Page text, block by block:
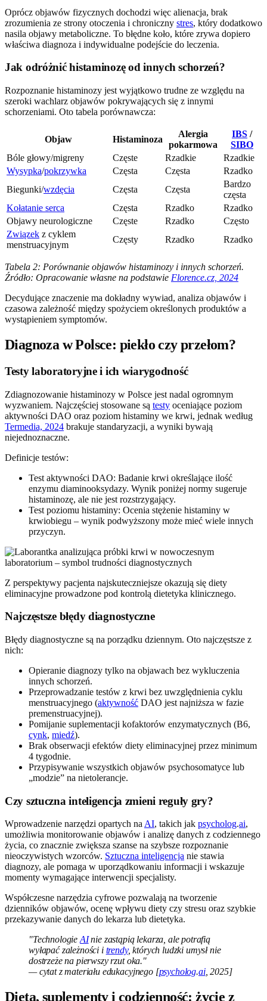
Oprócz objawów fizycznych dochodzi więc alienacja, brak
zrozumienia ze strony otoczenia i chroniczny stres, który dodatkowo
nasila objawy metaboliczne. To błędne koło, które zrywa dopiero
właściwa diagnoza i indywidualne podejście do leczenia.
Jak odróżnić histaminozę od innych schorzeń?
Rozpoznanie histaminozy jest wyjątkowo trudne ze względu na
szeroki wachlarz objawów pokrywających się z innymi
schorzeniami. Oto tabela porównawcza:
Objaw Histaminoza
Alergia
pokarmowa
IBS /
SIBO
Bóle głowy/migreny
Częste Rzadkie
Rzadkie
Wysypka/pokrzywka Częsta Częsta
Rzadko
Biegunki/wzdęcia Częsta Częsta
Bardzo
częsta
Kołatanie serca
Częsta Rzadko
Rzadko
Objawy neurologiczne
Częste Rzadko
Często
Związek z cyklem
menstruacyjnym
Częsty Rzadko Rzadko
Tabela 2: Porównanie objawów histaminozy i innych schorzeń.
Źródło: Opracowanie własne na podstawie Florence.cz, 2024
Decydujące znaczenie ma dokładny wywiad, analiza objawów i
czasowa zależność między spożyciem określonych produktów a
wystąpieniem symptomów.
Diagnoza w Polsce: piekło czy przełom?
Testy laboratoryjne i ich wiarygodność
Zdiagnozowanie histaminozy w Polsce jest nadal ogromnym
wyzwaniem. Najczęściej stosowane są testy oceniające poziom
aktywności DAO oraz poziom histaminy we krwi, jednak według
Termedia, 2024 brakuje standaryzacji, a wyniki bywają
niejednoznaczne.
Definicje testów:
Test aktywności DAO: Badanie krwi określające ilość
enzymu diaminooksydazy. Wynik poniżej normy sugeruje
histaminozę, ale nie jest rozstrzygający.
Test poziomu histaminy: Ocenia stężenie histaminy w
krwiobiegu – wynik podwyższony może mieć wiele innych
przyczyn.
Z perspektywy pacjenta najskuteczniejsze okazują się diety
eliminacyjne prowadzone pod kontrolą dietetyka klinicznego.
Najczęstsze błędy diagnostyczne
Błędy diagnostyczne są na porządku dziennym. Oto najczęstsze z
nich:
Opieranie diagnozy tylko na objawach bez wykluczenia
innych schorzeń.
Przeprowadzanie testów z krwi bez uwzględnienia cyklu
menstruacyjnego (aktywność DAO jest najniższa w fazie
premenstruacyjnej).
Pomijanie suplementacji kofaktorów enzymatycznych (B6,
cynk, miedź).
Brak obserwacji efektów diety eliminacyjnej przez minimum
4 tygodnie.
Przypisywanie wszystkich objawów psychosomatyce lub
„modzie” na nietolerancje.
Czy sztuczna inteligencja zmieni reguły gry?
Wprowadzenie narzędzi opartych naAI, takich jak psycholog.ai,
umożliwia monitorowanie objawów i analizę danych z codziennego
życia, co znacznie zwiększa szanse na szybsze rozpoznanie
nieoczywistych wzorców. Sztuczna inteligencja nie stawia
diagnozy, ale pomaga w uporządkowaniu informacji i wskazuje
momenty wymagające interwencji specjalisty.
Współczesne narzędzia cyfrowe pozwalają na tworzenie
dzienników objawów, ocenę wpływu diety czy stresu oraz szybkie
przekazywanie danych do lekarza lub dietetyka.
"TechnologieAInie zastąpią lekarza, ale potrafią
wyłapać zależności i trendy, których ludzki umysł nie
dostrzeże na pierwszy rzut oka."
— cytat z materiału edukacyjnego [psycholog.ai, 2025]
Dieta, suplementy i codzienność: życie z